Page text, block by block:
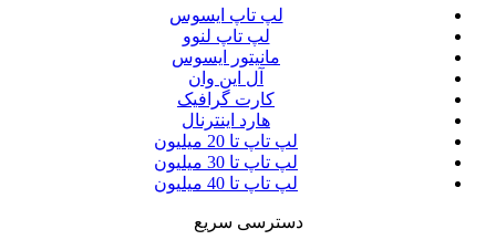
لپ تاپ ایسوس
لپ تاپ لنوو
مانیتور ایسوس
آل این وان
کارت گرافیک
هارد اینترنال
لپ تاپ تا 20 میلیون
لپ تاپ تا 30 میلیون
لپ تاپ تا 40 میلیون
دسترسی سریع